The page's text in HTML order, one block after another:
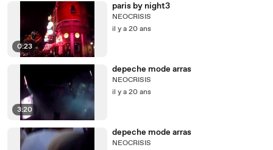
0:23
paris by night3
NEOCRISIS
il y a 20 ans
3:20
depeche mode arras
NEOCRISIS
il y a 20 ans
depeche mode arras
NEOCRISIS